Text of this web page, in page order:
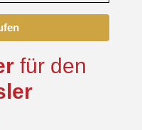
für den